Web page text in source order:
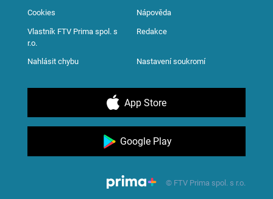
Cookies Nápověda
Vlastník FTV Prima spol. s
r.o.
Redakce
Nahlásit chybu Nastavení soukromí
App Store
Google Play
© FTV Prima spol. s r.o.